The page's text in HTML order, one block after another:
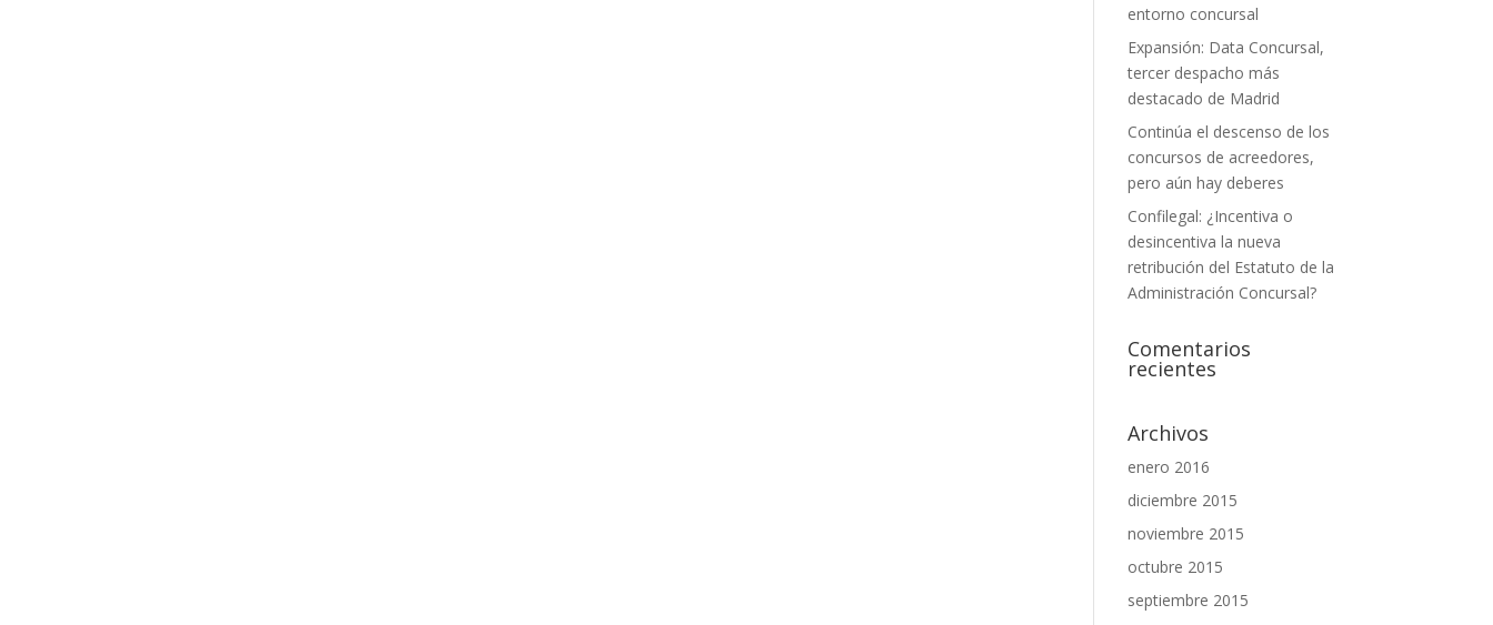
entorno concursal
Expansión: Data Concursal,
tercer despacho más
destacado de Madrid
Continúa el descenso de los
concursos de acreedores,
pero aún hay deberes
Confilegal: ¿Incentiva o
desincentiva la nueva
retribución del Estatuto de la
Administración Concursal?
Comentarios
recientes
Archivos
enero 2016
diciembre 2015
noviembre 2015
octubre 2015
septiembre 2015